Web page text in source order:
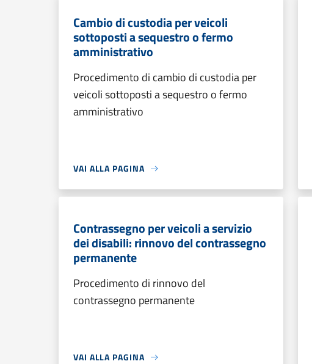
Cambio di custodia per veicoli
sottoposti a sequestro o fermo
amministrativo
Procedimento di cambio di custodia per
veicoli sottoposti a sequestro o fermo
amministrativo
VAI ALLA PAGINA
Contrassegno per veicoli a servizio
dei disabili: rinnovo del contrassegno
permanente
Procedimento di rinnovo del
contrassegno permanente
VAI ALLA PAGINA